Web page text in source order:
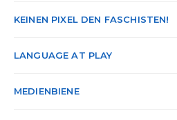
KEINEN PIXEL DEN FASCHISTEN!
LANGUAGE AT PLAY
MEDIENBIENE